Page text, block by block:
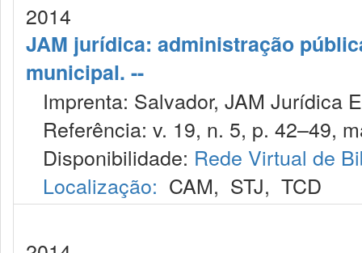
2014
JAM jurídica: administração
municipal. --
Imprenta: Salvador, JAM Jurídica
Referência: v. 19, n. 5, p. 42–49,
Disponibilidade: Rede Virtual de
Localização: CAM, STJ, TCD